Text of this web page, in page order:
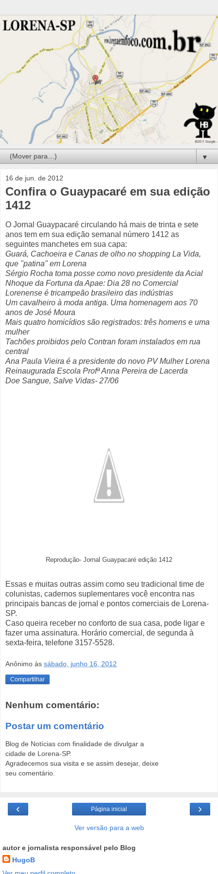
▼
16 de jun. de 2012
Confira o Guaypacaré em sua edição
1412
O Jornal Guaypacaré circulando há mais de trinta e sete
anos tem em sua edição semanal número 1412 as
seguintes manchetes em sua capa:
Guará, Cachoeira e Canas de olho no shopping La Vida,
que "patina" em Lorena
Sérgio Rocha toma posse como novo presidente da Acial
Nhoque da Fortuna da Apae: Dia 28 no Comercial
Lorenense é tricampeão brasileiro das indústrias
Um cavalheiro à moda antiga. Uma homenagem aos 70
anos de José Moura
Mais quatro homicídios são registrados: três homens e uma
mulher
Tachões proibidos pelo Contran foram instalados em rua
central
Ana Paula Vieira é a presidente do novo PV Mulher Lorena
Reinaugurada Escola Profª Anna Pereira de Lacerda
Doe Sangue, Salve Vidas- 27/06
Reprodução- Jornal Guaypacaré edição 1412
Essas e muitas outras assim como seu tradicional time de
colunistas, cadernos suplementares você encontra nas
principais bancas de jornal e pontos comerciais de Lorena-
SP.
Caso queira receber no conforto de sua casa, pode ligar e
fazer uma assinatura. Horário comercial, de segunda à
sexta-feira, telefone 3157-5528.
Anônimo às sábado, junho 16, 2012
Compartilhar
Nenhum comentário:
Postar um comentário
Blog de Notícias com finalidade de divulgar a
cidade de Lorena-SP.
Agradecemos sua visita e se assim desejar, deixe
seu comentário.
‹ ›
Página inicial
Ver versão para a web
autor e jornalista responsável pelo Blog
HugoB